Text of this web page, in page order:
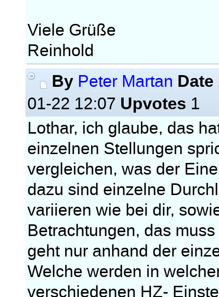
Viele Grüße
Reinhold
By Peter Martan Date
01-22 12:07 Upvotes 1
Lothar, ich glaube, das
einzelnen Stellungen
vergleichen, was der
dazu sind einzelne
variieren wie bei dir,
Betrachtungen, das
geht nur anhand der
Welche werden in
verschiedenen HZ-